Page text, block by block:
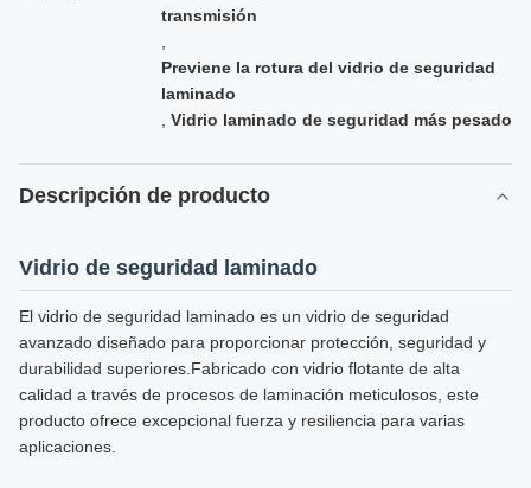
transmisión
Previene la rotura del vidrio de seguridad
laminado
Vidrio laminado de seguridad más pesado
Descripción de producto
Vidrio de seguridad laminado
El vidrio de seguridad laminado es un vidrio de seguridad
avanzado diseñado para proporcionar protección, seguridad y
durabilidad superiores.Fabricado con vidrio flotante de alta
calidad a través de procesos de laminación meticulosos, este
producto ofrece excepcional fuerza y resiliencia para varias
aplicaciones.